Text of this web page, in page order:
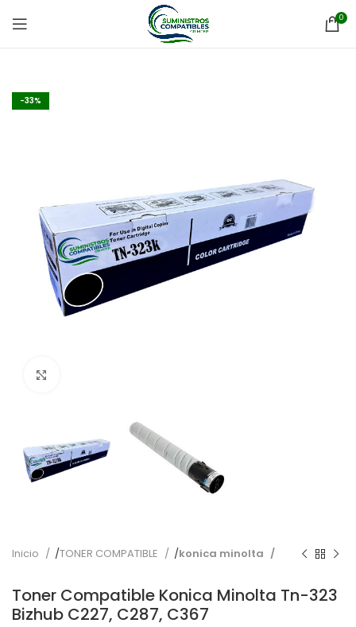
0
-33%
Inicio TONER COMPATIBLE konica minolta
Toner Compatible Konica Minolta Tn-323
Bizhub C227, C287, C367